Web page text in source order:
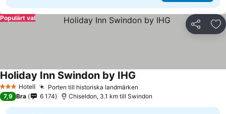
Dela
Populärt val
3 StjärnorHotell Porten till historiska landmärken
Holiday Inn Swindon by IHG
7,9 Bra 6 174 Chiseldon, 3.1 km till Swindon